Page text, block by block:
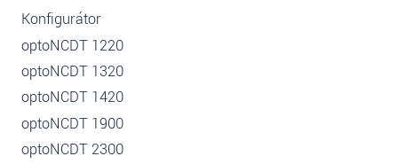
Konfigurátor
optoNCDT 1220
optoNCDT 1320
optoNCDT 1420
optoNCDT 1900
optoNCDT 2300